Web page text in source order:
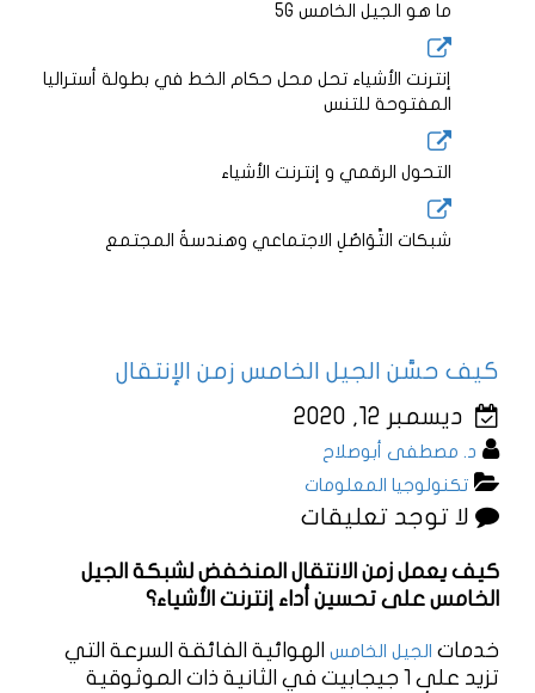
ما هو الجيل الخامس 5G
إنترنت الأشياء تحل محل حكام الخط في بطولة أستراليا
المفتوحة للتنس
التحول الرقمي و إنترنت الأشياء
شبكات التَّوَاصُلِ الاجتماعي وهندسةُ المجتمع
كيف حسَّن الجيل الخامس زمن الإنتقال
ديسمبر 12, 2020
د. مصطفى أبوصلاح
تكنولوجيا المعلومات
لا توجد تعليقات
كيف يعمل زمن الانتقال المنخفض لشبكة الجيل
الخامس على تحسين أداء إنترنت الأشياء؟
خدمات الجيل الخامس الهوائية الفائقة السرعة التي
تزيد على 1 جيجابيت في الثانية ذات الموثوقية